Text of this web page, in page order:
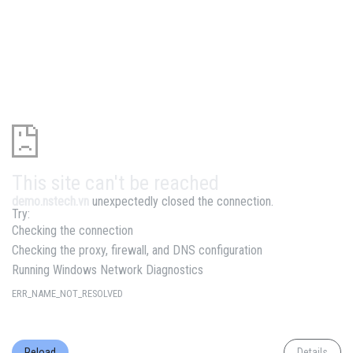
unexpectedly closed the connection.
Try:
Checking the connection
Checking the proxy, firewall, and DNS configuration
Running Windows Network Diagnostics
ERR_NAME_NOT_RESOLVED